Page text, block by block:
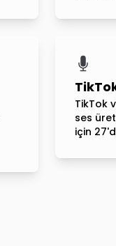
TikTok
ses
için